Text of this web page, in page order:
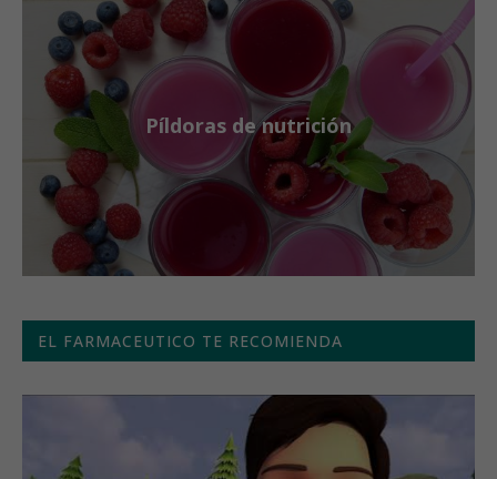
Píldoras de nutrición
EL FARMACEUTICO TE RECOMIENDA